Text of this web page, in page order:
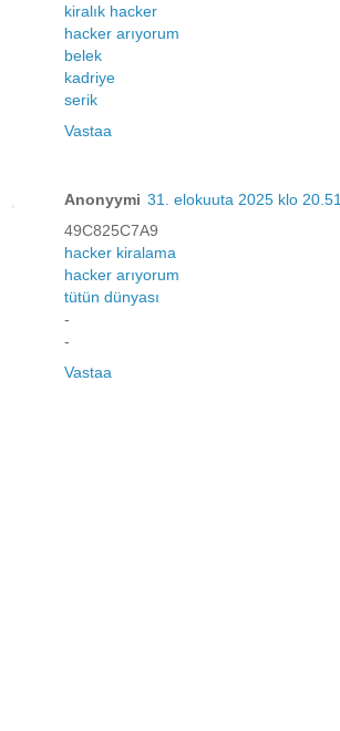
kiralık hacker
hacker arıyorum
belek
kadriye
serik
Vastaa
Anonyymi 31. elokuuta 2025 klo 20.51
49C825C7A9
hacker kiralama
hacker arıyorum
tütün dünyası
-
-
Vastaa